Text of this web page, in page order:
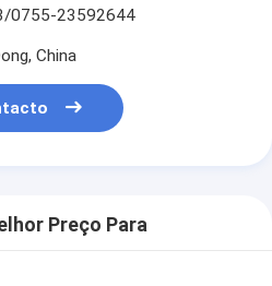
0755-23592644
China
Preço Para